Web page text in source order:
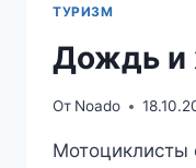
ТУРИЗМ
Дождь и
От Noado
Мотоциклисты